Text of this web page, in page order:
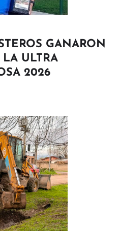
GANARON
LA ULTRA
2026